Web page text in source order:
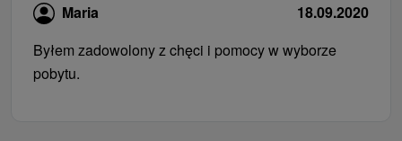
Maria
18.09.2020
Byłem zadowolony z chęci i pomocy w wyborze
pobytu.